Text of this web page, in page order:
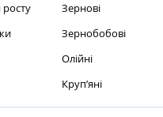
росту
Зернові
Зернобобові
Олійні
Круп’яні